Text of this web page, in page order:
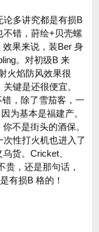
论多讲究都是有损B
错，莳绘+贝壳螺
果来说，装Ber 身
。对初级B 来
火焰防风效果很
键是还很便宜。
，除了雪茄客，一
为基本是福建产。
不是街头的酒保。
性打火机也进入了
货。Cricket、
贵，还是那句话，
有损B 格的！